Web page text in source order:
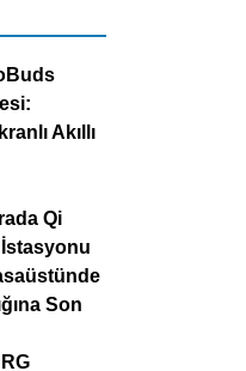
Akıllı
Qi
Son